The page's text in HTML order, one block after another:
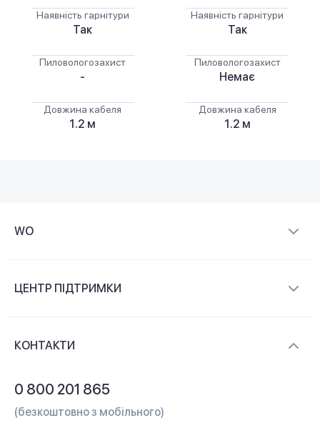
Наявність гарнітури
Так
Пиловологозахист
-
Довжина кабеля
1.2 м
Наявність гарнітури
Так
Пиловологозахист
Немає
Довжина кабеля
1.2 м
WO
Контакти
ЦЕНТР ПІДТРИМКИ
КОНТАКТИ
0 800 201 865
(безкоштовно з мобільного)